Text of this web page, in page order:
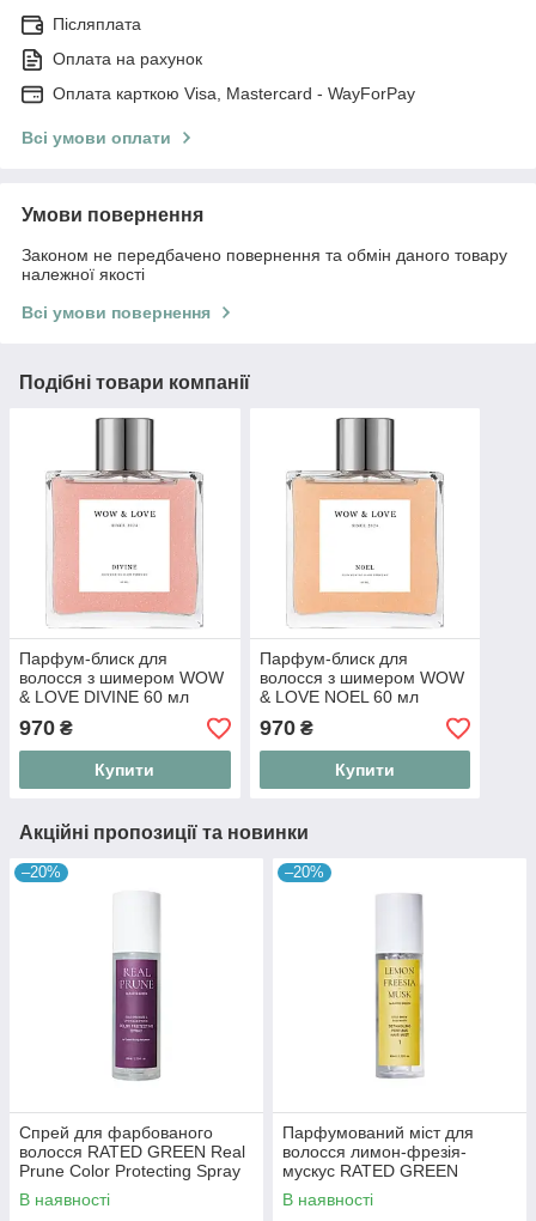
Післяплата
Оплата на рахунок
Оплата карткою Visa, Mastercard - WayForPay
Всі умови оплати
Умови повернення
Законом не передбачено повернення та обмін даного товару
належної якості
Всі умови повернення
Подібні товари компанії
Парфум-блиск для
волосся з шимером WOW
& LOVE DIVINE 60 мл
970 ₴
Купити
Парфум-блиск для
волосся з шимером WOW
& LOVE NOEL 60 мл
970₴
Купити
Акційні пропозиції та новинки
–20%
Спрей для фарбованого
волосся RATED GREEN Real
Prune Color Protecting Spray
80 мл з екстрактом сливи
В наявності
–20%
Парфумований міст для
волосся лимон-фрезія-
мускус RATED GREEN
Detangling Perfume Hair Mist
Lemon-Freesia-Musk 80 мл
В наявності